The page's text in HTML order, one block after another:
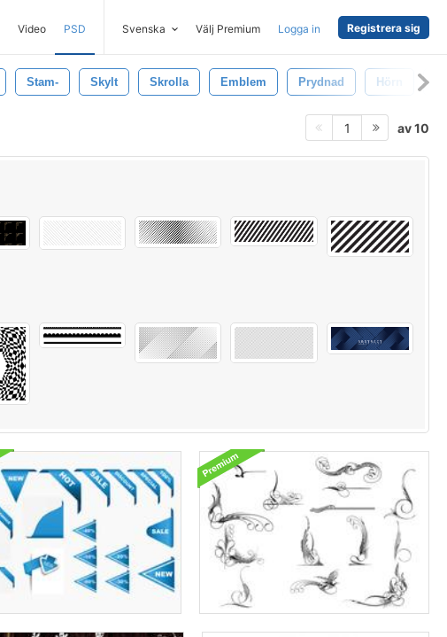
Video PSD Svenska Välj Premium Logga in Registrera sig
Stam- Skylt Skrolla Emblem Prydnad Hörn
1 av 10